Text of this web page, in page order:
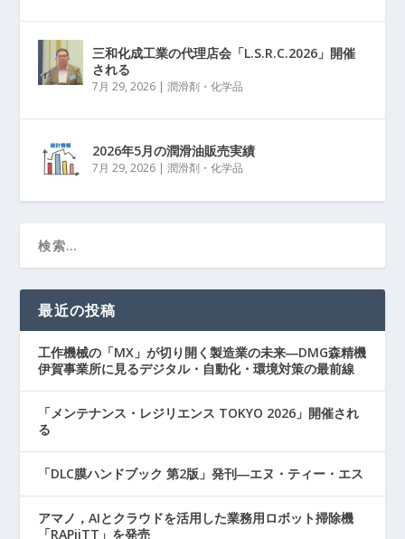
三和化成工業の代理店会「L.S.R.C.2026」開催
される
7月 29, 2026 |潤滑剤・化学品
2026年5月の潤滑油販売実績
7月 29, 2026 |潤滑剤・化学品
最近の投稿
工作機械の「MX」が切り開く製造業の未来―DMG森精機
伊賀事業所に見るデジタル・自動化・環境対策の最前線
「メンテナンス・レジリエンス TOKYO 2026」開催され
る
「DLC膜ハンドブック 第2版」発刊―エヌ・ティー・エス
アマノ，AIとクラウドを活用した業務用ロボット掃除機
「RAPiiTT」を発売